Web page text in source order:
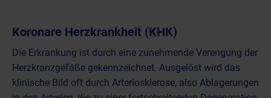
Koronare Herzkrankheit (KHK)
Die Erkrankung ist durch eine zunehmende Verengung der
Herzkranzgefäße gekennzeichnet. Ausgelöst wird das
klinische Bild oft durch Arteriosklerose, also Ablagerungen